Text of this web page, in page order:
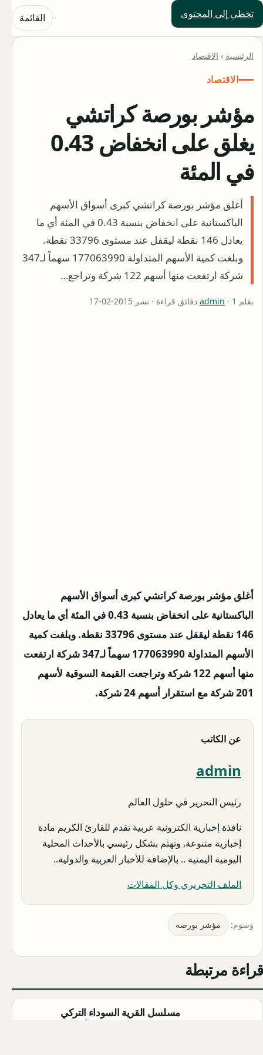
تخطي إلى المحتوى
حلول العالم القائمة
الرئيسية › الاقتصاد
الاقتصاد
مؤشر بورصة كراتشي
يغلق على انخفاض 0.43
في المئة
أغلق مؤشر بورصة كراتشي كبرى أسواق الأسهم
الباكستانية على انخفاض بنسبة 0.43 في المئة أي ما
يعادل 146 نقطة ليقفل عند مستوى 33796 نقطة.
وبلغت كمية الأسهم المتداولة 177063990 سهماً لـ347
شركة ارتفعت منها أسهم 122 شركة وتراجع…
بقلم admin · 1 دقائق قراءة · نشر 2015-02-17
أغلق مؤشر بورصة كراتشي كبرى أسواق الأسهم
الباكستانية على انخفاض بنسبة 0.43 في المئة أي ما يعادل
146 نقطة ليقفل عند مستوى 33796 نقطة. وبلغت كمية
الأسهم المتداولة 177063990 سهماً لـ347 شركة ارتفعت
منها أسهم 122 شركة وتراجعت القيمة السوقية لأسهم
201 شركة مع استقرار أسهم 24 شركة.
عن الكاتب
admin
رئيس التحرير في حلول العالم
نافذة إخبارية الكترونية عربية تقدم للقارئ الكريم مادة
إخبارية متنوعة, وتهتم بشكل رئيسي بالأحداث المحلية
اليومية اليمنية .. بالإضافة للأخبار العربية والدولية..
الملف التحريري وكل المقالات
وسوم: مؤشر بورصة
قراءة مرتبطة
مسلسل القرية السوداء التركي